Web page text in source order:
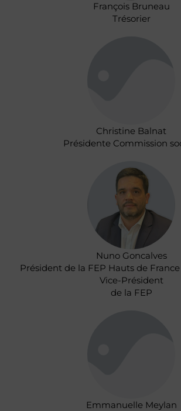
François Bruneau
Trésorier
Christine Balnat
Présidente Commission
Nuno Goncalves
Président de la FEP Hauts de
Vice-Président
de la FEP
Emmanuelle Meylan